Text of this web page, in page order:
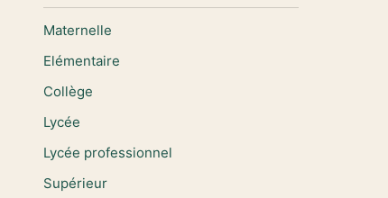
Maternelle
Elémentaire
Collège
Lycée
Lycée professionnel
Supérieur